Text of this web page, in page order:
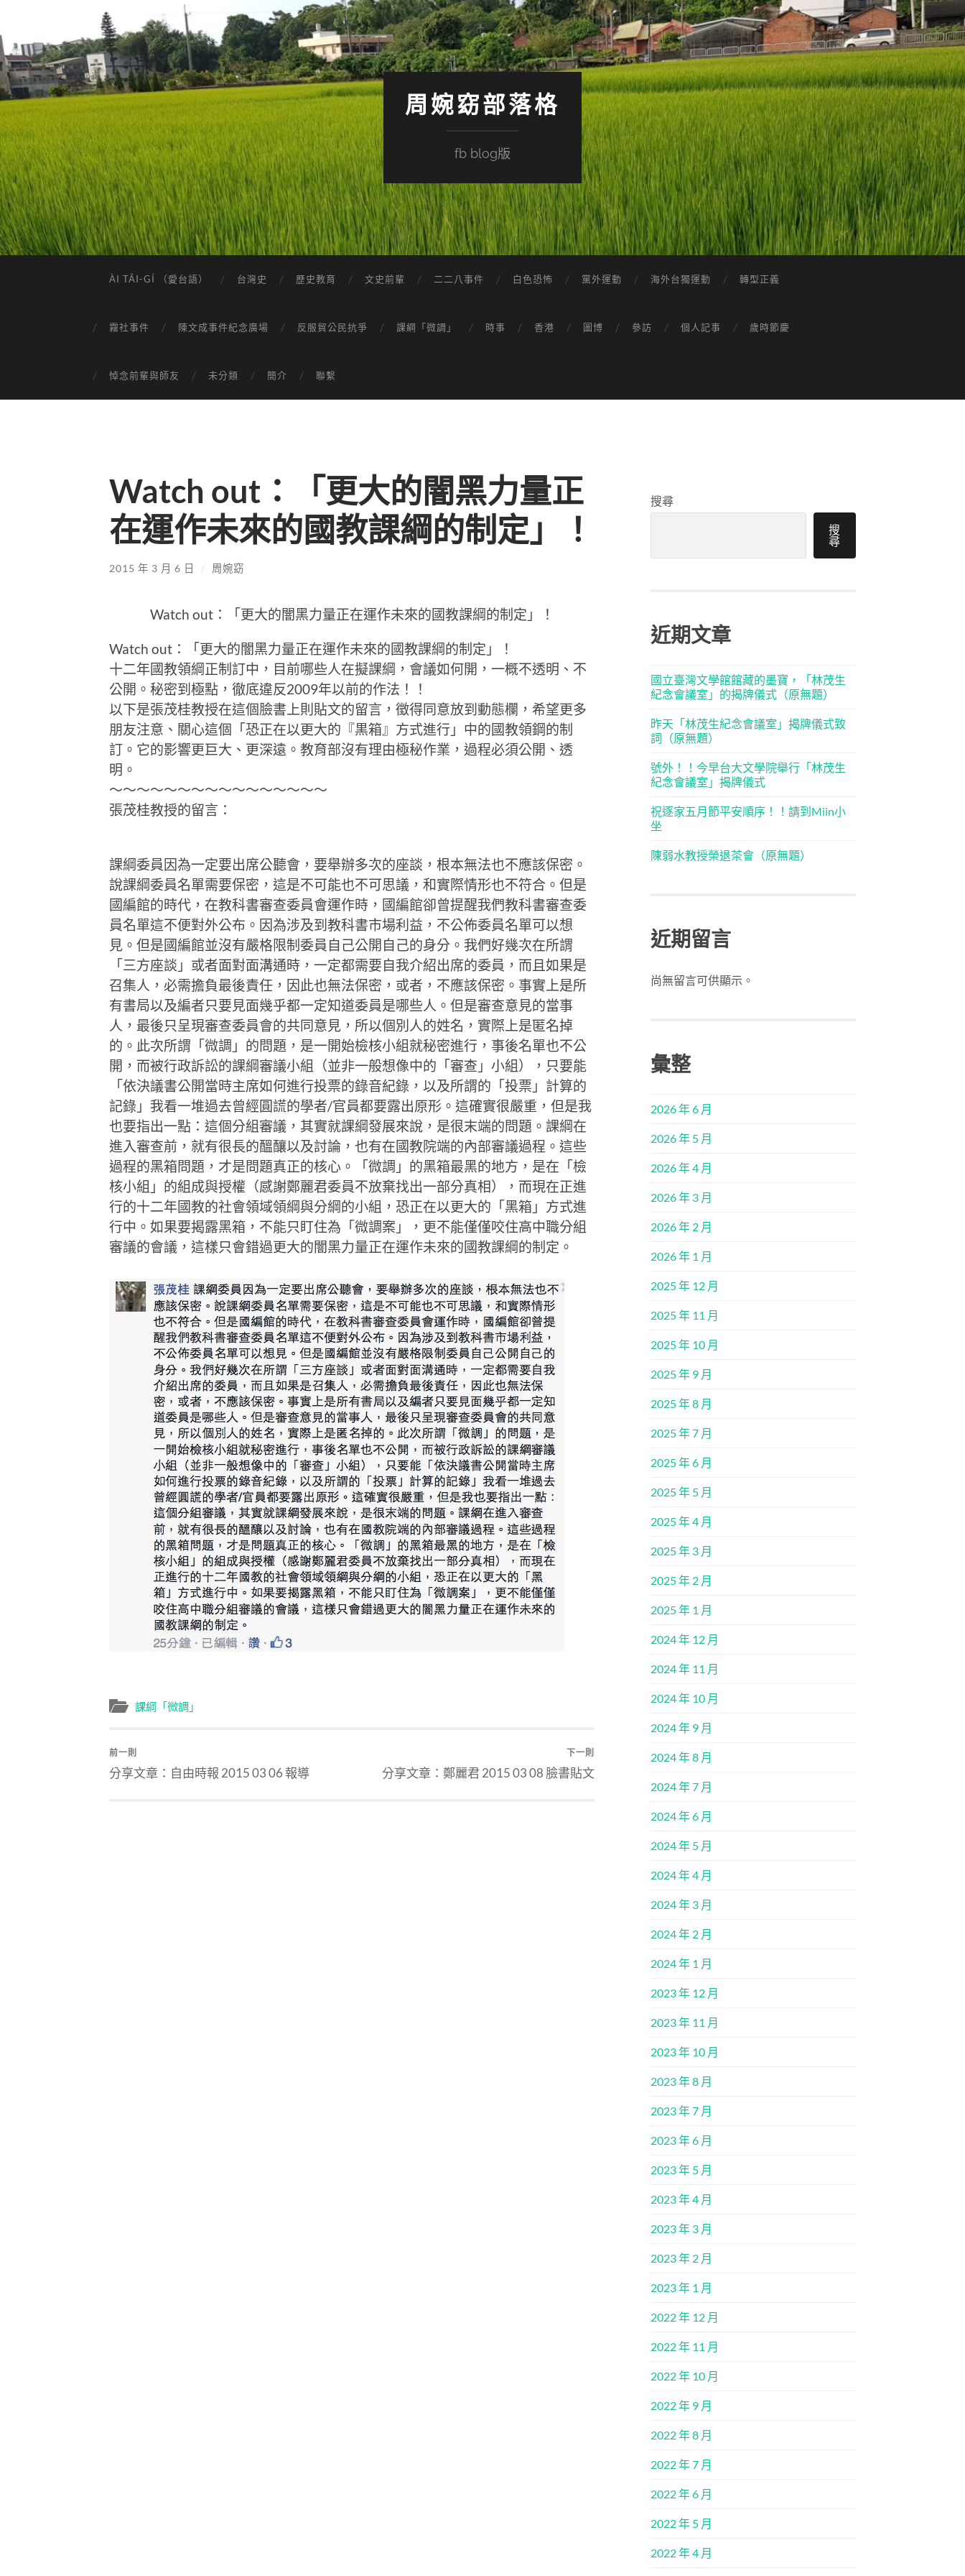
周婉窈部落格
fb blog版
ÀI TÂI-GÍ （愛台語） 台灣史 歷史教育 文史前輩 二二八事件 白色恐怖 黨外運動 海外台獨運動 轉型正義
霧社事件 陳文成事件紀念廣場 反服貿公民抗爭 課綱「微調」 時事 香港 圖博 參訪 個人記事 歲時節慶
悼念前輩與師友 未分類 簡介 聯繫
Watch out：「更大的闇黑力量正
在運作未來的國教課綱的制定」！
2015 年 3 月 6 日 / 周婉窈
Watch out：「更大的闇黑力量正在運作未來的國教課綱的制定」！
Watch out：「更大的闇黑力量正在運作未來的國教課綱的制定」！
十二年國教領綱正制訂中，目前哪些人在擬課綱，會議如何開，一概不透明、不
公開。秘密到極點，徹底違反2009年以前的作法！！
以下是張茂桂教授在這個臉書上則貼文的留言，徵得同意放到動態欄，希望更多
朋友注意、關心這個「恐正在以更大的『黒箱』方式進行」中的國教領鋼的制
訂。它的影響更巨大、更深遠。教育部沒有理由極秘作業，過程必須公開、透
明。
～～～～～～～～～～～～～～～～
張茂桂教授的留言：
課綱委員因為一定要出席公聽會，要舉辦多次的座談，根本無法也不應該保密。
說課綱委員名單需要保密，這是不可能也不可思議，和實際情形也不符合。但是
國編館的時代，在教科書審查委員會運作時，國編館卻曾提醒我們教科書審查委
員名單這不便對外公布。因為涉及到教科書市場利益，不公佈委員名單可以想
見。但是國編館並沒有嚴格限制委員自己公開自己的身分。我們好幾次在所謂
「三方座談」或者面對面溝通時，一定都需要自我介紹出席的委員，而且如果是
召集人，必需擔負最後責任，因此也無法保密，或者，不應該保密。事實上是所
有書局以及編者只要見面幾乎都一定知道委員是哪些人。但是審查意見的當事
人，最後只呈現審查委員會的共同意見，所以個別人的姓名，實際上是匿名掉
的。此次所謂「微調」的問題，是一開始檢核小組就秘密進行，事後名單也不公
開，而被行政訴訟的課綱審議小組（並非一般想像中的「審查」小組），只要能
「依決議書公開當時主席如何進行投票的錄音紀錄，以及所謂的「投票」計算的
記錄」我看一堆過去曾經圓謊的學者/官員都要露出原形。這確實很嚴重，但是我
也要指出一點：這個分組審議，其實就課綱發展來說，是很末端的問題。課綱在
進入審查前，就有很長的醞釀以及討論，也有在國教院端的內部審議過程。這些
過程的黑箱問題，才是問題真正的核心。「微調」的黑箱最黑的地方，是在「檢
核小組」的組成與授權（感謝鄭麗君委員不放棄找出一部分真相），而現在正進
行的十二年國教的社會領域領綱與分綱的小組，恐正在以更大的「黑箱」方式進
行中。如果要揭露黑箱，不能只盯住為「微調案」，更不能僅僅咬住高中職分組
審議的會議，這樣只會錯過更大的闇黑力量正在運作未來的國教課綱的制定。
課綱「微調」
前一則
分享文章：自由時報 2015 03 06 報導
下一則
分享文章：鄭麗君 2015 03 08 臉書貼文
搜尋
搜
尋
近期文章
國立臺灣文學館館藏的墨寶，「林茂生
紀念會議室」的揭牌儀式（原無題）
昨天「林茂生紀念會議室」揭牌儀式致
詞（原無題）
號外！！今早台大文學院舉行「林茂生
紀念會議室」揭牌儀式
祝逐家五月節平安順序！！請到Miin小
坐
陳弱水教授榮退茶會（原無題）
近期留言
尚無留言可供顯示。
彙整
2026 年 6 月
2026 年 5 月
2026 年 4 月
2026 年 3 月
2026 年 2 月
2026 年 1 月
2025 年 12 月
2025 年 11 月
2025 年 10 月
2025 年 9 月
2025 年 8 月
2025 年 7 月
2025 年 6 月
2025 年 5 月
2025 年 4 月
2025 年 3 月
2025 年 2 月
2025 年 1 月
2024 年 12 月
2024 年 11 月
2024 年 10 月
2024 年 9 月
2024 年 8 月
2024 年 7 月
2024 年 6 月
2024 年 5 月
2024 年 4 月
2024 年 3 月
2024 年 2 月
2024 年 1 月
2023 年 12 月
2023 年 11 月
2023 年 10 月
2023 年 8 月
2023 年 7 月
2023 年 6 月
2023 年 5 月
2023 年 4 月
2023 年 3 月
2023 年 2 月
2023 年 1 月
2022 年 12 月
2022 年 11 月
2022 年 10 月
2022 年 9 月
2022 年 8 月
2022 年 7 月
2022 年 6 月
2022 年 5 月
2022 年 4 月